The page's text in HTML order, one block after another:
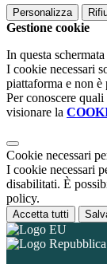
Personalizza
Gestione cookie
In questa
I cookie necessari
piattaforma e non
Per conoscere
visionare la
Cookie necessari
I cookie necessari
disabilitati. È
policy.
Accetta tutti